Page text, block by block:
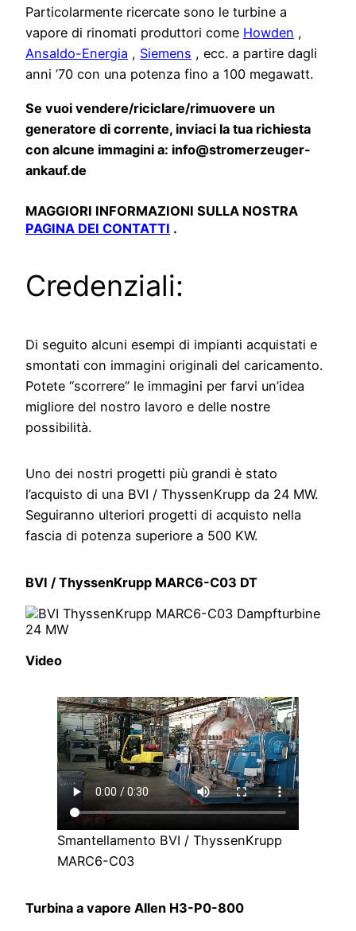
Particolarmente ricercate sono le turbine a
vapore di rinomati produttori come Howden ,
Ansaldo-Energia , Siemens , ecc. a partire dagli
anni ’70 con una potenza fino a 100 megawatt.
Se vuoi vendere/riciclare/rimuovere un
generatore di corrente, inviaci la tua richiesta
con alcune immagini a: info@stromerzeuger-
ankauf.de
MAGGIORI INFORMAZIONI SULLA NOSTRA
PAGINA DEI CONTATTI .
Credenziali:
Di seguito alcuni esempi di impianti acquistati e
smontati con immagini originali del caricamento.
Potete “scorrere” le immagini per farvi un’idea
migliore del nostro lavoro e delle nostre
possibilità.
Uno dei nostri progetti più grandi è stato
l’acquisto di una BVI / ThyssenKrupp da 24 MW.
Seguiranno ulteriori progetti di acquisto nella
fascia di potenza superiore a 500 KW.
BVI / ThyssenKrupp MARC6-C03 DT
Video
Smantellamento BVI / ThyssenKrupp
MARC6-C03
Turbina a vapore Allen H3-P0-800